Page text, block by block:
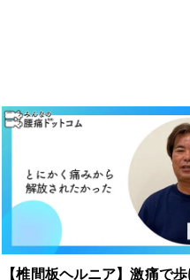
【椎間板ヘルニア】激痛で